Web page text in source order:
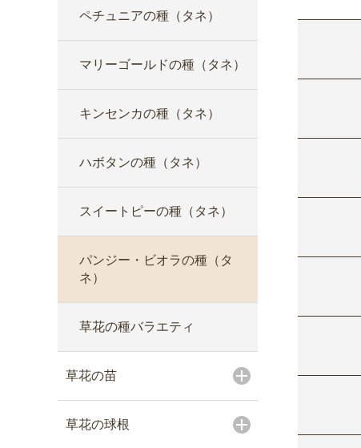
ペチュニアの種（タネ）
マリーゴールドの種（タネ）
キンセンカの種（タネ）
ハボタンの種（タネ）
スイートピーの種（タネ）
パンジー・ビオラの種（タ
ネ）
草花の種バラエティ
草花の苗
草花の球根